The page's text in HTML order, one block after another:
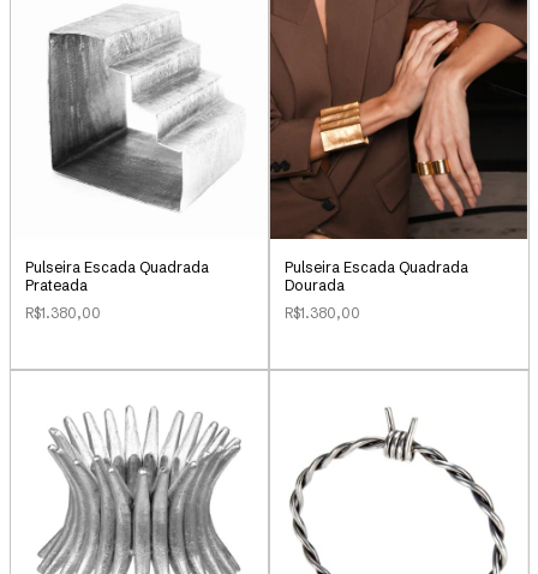
Pulseira Escada Quadrada
Prateada
R$1.380,00
Pulseira Escada Quadrada
Dourada
R$1.380,00